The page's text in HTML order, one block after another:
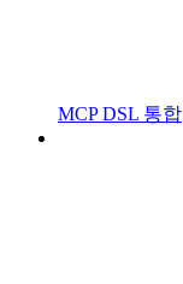
MCP DSL 통합